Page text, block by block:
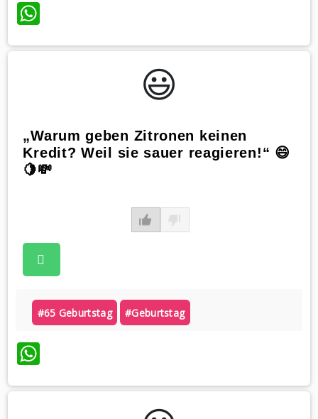
WhatsApp
😃️
„Warum geben Zitronen keinen
Kredit? Weil sie sauer reagieren!“ 😄
🍋💸
#65 Geburtstag #geburtstag
WhatsApp